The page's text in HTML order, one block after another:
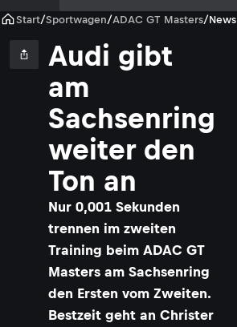
Start/Sportwagen/ADAC GT Masters/News
Audi gibt
am
Sachsenring
weiter den
Ton an
Nur 0,001 Sekunden
trennen im zweiten
Training beim ADAC GT
Masters am Sachsenring
den Ersten vom Zweiten.
Bestzeit geht an Christer